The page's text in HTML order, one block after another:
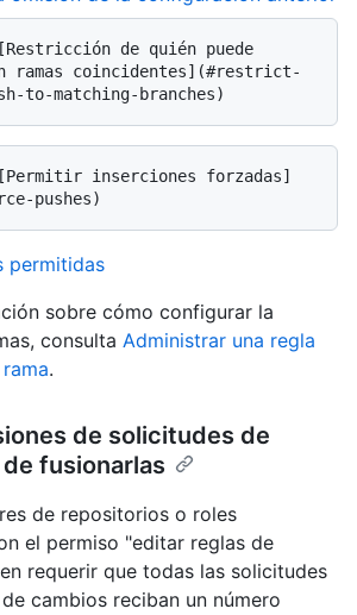
ramas coincidentes](#restrict-
permitidas
sobre cómo configurar la
consulta Administrar una regla
.
de solicitudes de
fusionarlas
de repositorios o roles
el permiso "editar reglas de
requerir que todas las solicitudes
cambios reciban un número